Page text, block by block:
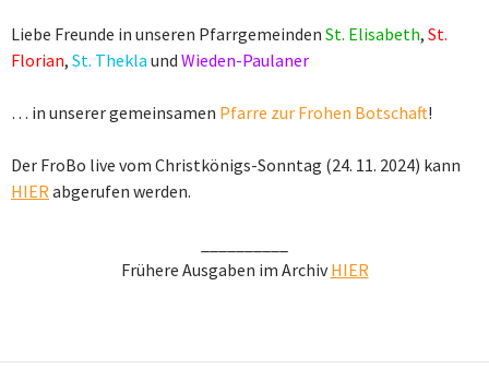
Liebe Freunde in unseren Pfarrgemeinden St. Elisabeth, St.
Florian, St. Thekla und Wieden-Paulaner
… in unserer gemeinsamen Pfarre zur Frohen Botschaft!
Der FroBo live vom Christkönigs-Sonntag (24. 11. 2024) kann
HIERabgerufen werden.
Frühere Ausgaben im ArchivHIER